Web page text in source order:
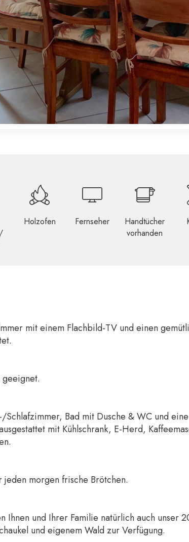
Holzofen Fernseher
Handtücher
vorhanden
mit einem Flachbild-TV und einen
Bad mit Dusche & WC und
mit Kühlschrank, E-Herd,
morgen frische Brötchen.
Ihnen und Ihrer Familie natürlich auch unser
und eigenem Wald zur Verfügung.